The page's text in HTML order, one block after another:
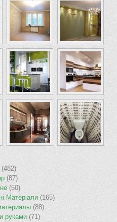
(482)
(87)
(50)
Матерiали (165)
(88)
руками (71)